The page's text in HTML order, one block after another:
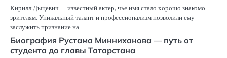
Кирилл Дыцевич — известный актер, чье имя стало хорошо знакомо
зрителям. Уникальный талант и профессионализм позволили ему
заслужить признание на…
Биография Рустама Минниханова — путь от
студента до главы Татарстана